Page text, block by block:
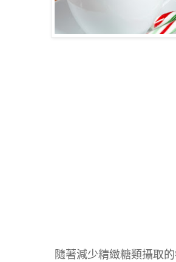
隨著減少精緻糖類攝取